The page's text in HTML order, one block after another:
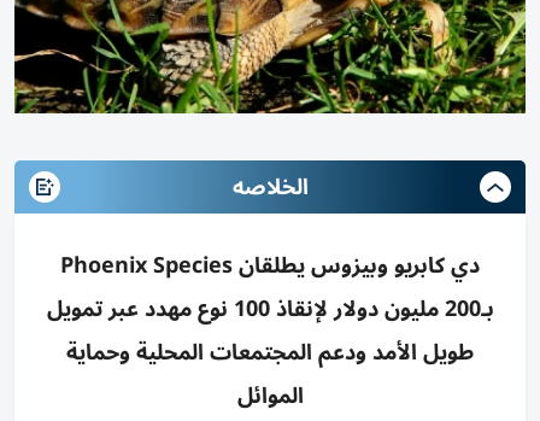
الخلاصه
دي كابريو وبيزوس يطلقان Phoenix Species
بـ200 مليون دولار لإنقاذ 100 نوع مهدد عبر تمويل
طويل الأمد ودعم المجتمعات المحلية وحماية
الموائل